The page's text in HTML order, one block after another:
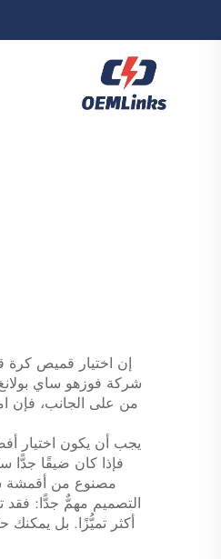
إن اختيار قميص
شركة فوزهو ساي
من على الجانب، فإن
يجب أن يكون اختيار
فإذا كان ضيقًا جدًّا
مصنوع من أقمشة
التصميم مهمٌّ جدًّا: فقد
أكثر تميُّزًا. بل